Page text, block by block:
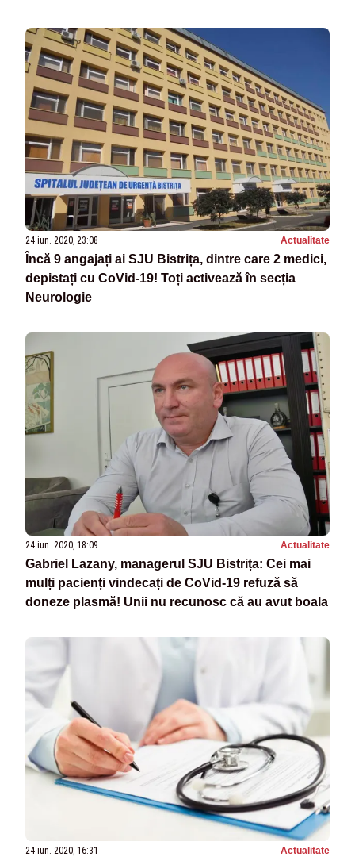
24 iun. 2020, 23:08 Actualitate
Încă 9 angajați ai SJU Bistrița, dintre care 2 medici,
depistați cu CoVid-19! Toți activează în secția
Neurologie
24 iun. 2020, 18:09 Actualitate
Gabriel Lazany, managerul SJU Bistrița: Cei mai
mulți pacienți vindecați de CoVid-19 refuză să
doneze plasmă! Unii nu recunosc că au avut boala
24 iun. 2020, 16:31 Actualitate